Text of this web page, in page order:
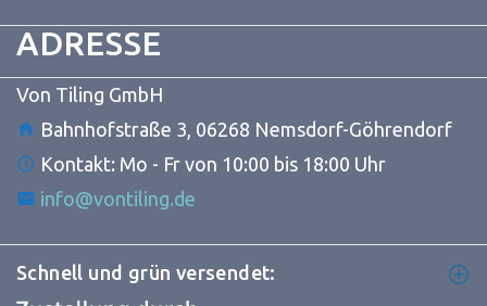
ADRESSE
Von Tiling GmbH
Bahnhofstraße 3, 06268 Nemsdorf-Göhrendorf
Kontakt: Mo - Fr von 10:00 bis 18:00 Uhr
info@vontiling.de
Schnell und grün versendet: